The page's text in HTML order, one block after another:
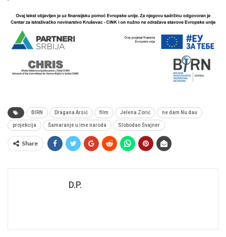
BIRN Dragana Arsić film Jelena Zorić ne dam Nu dau
projekcija Šamaranje u ime naroda Slobodan Švajner
Share
D.P.